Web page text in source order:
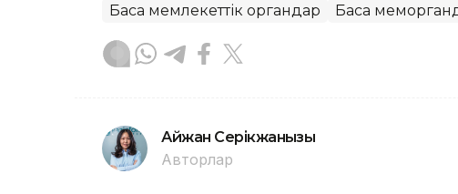
Басқа мемлекеттік органдар Басқа
Айжан Серікжанқызы
Авторлар